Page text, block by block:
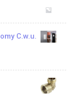
C.w.u.